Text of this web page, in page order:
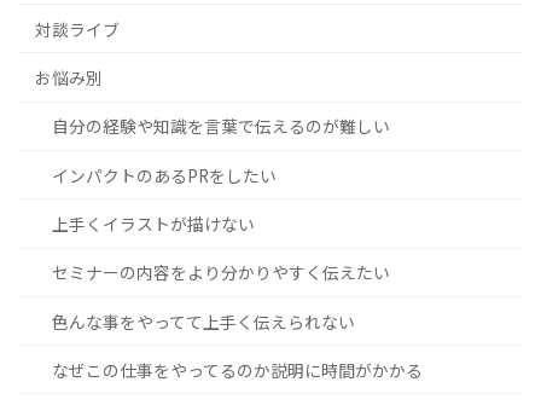
対談ライブ
お悩み別
自分の経験や知識を言葉で伝えるのが難しい
インパクトのあるPRをしたい
上手くイラストが描けない
セミナーの内容をより分かりやすく伝えたい
色んな事をやってて上手く伝えられない
なぜこの仕事をやってるのか説明に時間がかかる